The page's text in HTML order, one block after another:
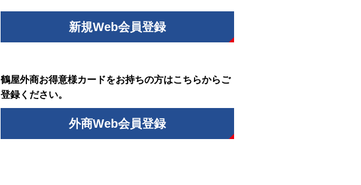
新規Web会員登録
鶴屋外商お得意様カードをお持ちの方はこちらからご
登録ください。
外商Web会員登録